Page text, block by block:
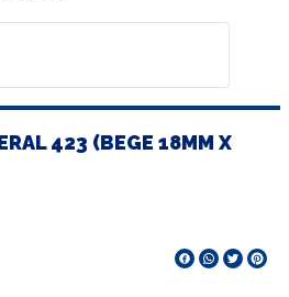
423 (BEGE 18MM X